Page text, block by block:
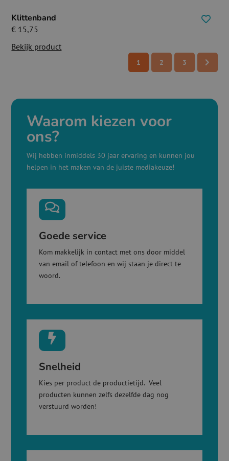
Klittenband
€ 15,75
Bekijk product
1 2 3
Waarom kiezen voor
ons?
Wij hebben inmiddels 30 jaar ervaring en kunnen jou
helpen in het maken van de juiste mediakeuze!

Goede service
Kom makkelijk in contact met ons door middel
van email of telefoon en wij staan je direct te
woord.

Snelheid
Kies per product de productietijd. Veel
producten kunnen zelfs dezelfde dag nog
verstuurd worden!